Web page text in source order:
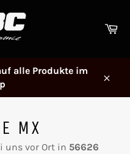
alle Produkte im
MX
uns vor Ort in 56626